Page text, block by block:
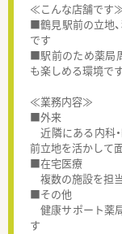
≪こんな店舗です
■鶴見駅前の立地
です
■駅前のため薬局
も楽しめる環境で
≪業務内容≫
■外来
近隣にある内科
前立地を活かして
■在宅医療
複数の施設を担
■その他
健康サポート薬
す